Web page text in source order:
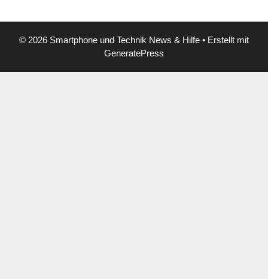
© 2026 Smartphone und Technik News & Hilfe • Erstellt mit
GeneratePress